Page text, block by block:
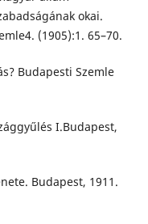
okai.
(1905):1. 65–70.
Budapesti Szemle
I.Budapest,
Budapest, 1911.